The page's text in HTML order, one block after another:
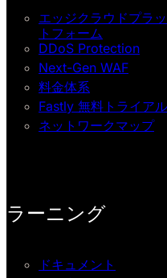
エッジクラウドプラッ
トフォーム
DDoS Protection
Next-Gen WAF
料金体系
Fastly 無料トライアル
ネットワークマップ
ラーニング
ドキュメント